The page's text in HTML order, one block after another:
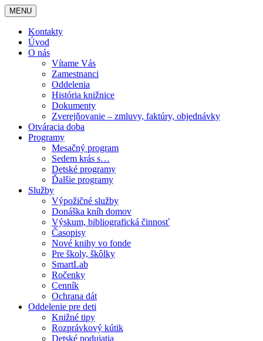
MENU
Kontakty
Úvod
O nás
Vítame Vás
Zamestnanci
Oddelenia
História knižnice
Dokumenty
Zverejňovanie – zmluvy, faktúry, objednávky
Otváracia doba
Programy
Mesačný program
Sedem krás s…
Detské programy
Ďalšie programy
Služby
Výpožičné služby
Donáška kníh domov
Výskum, bibliografická činnosť
Časopisy
Nové knihy vo fonde
Pre školy, škôlky
SmartLab
Ročenky
Cenník
Ochrana dát
Oddelenie pre deti
Knižné tipy
Rozprávkový kútik
Detské podujatia